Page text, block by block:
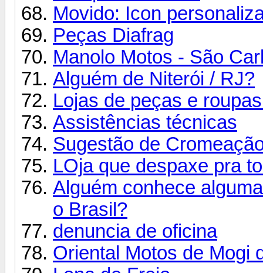
Movido: Icon
Peças Diafrag
Manolo Motos - São
Alguém de Niterói / RJ?
Lojas de peças e
Assistências técnicas
Sugestão de
LOja que despaxe pra
Alguém conhece
o Brasil?
denuncia de oficina
Oriental Motos de Mogi